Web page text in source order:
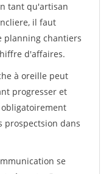
tant qu'artisan
il faut
planning chantiers
d'affaires.
à oreille peut
progresser et
prospectsion dans
se